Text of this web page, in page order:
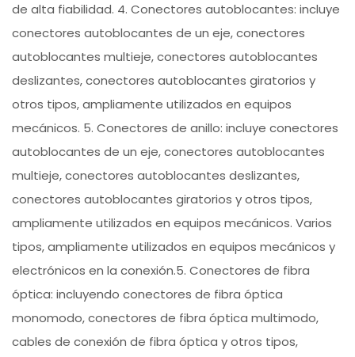
de alta fiabilidad. 4. Conectores autoblocantes: incluye
conectores autoblocantes de un eje, conectores
autoblocantes multieje, conectores autoblocantes
deslizantes, conectores autoblocantes giratorios y
otros tipos, ampliamente utilizados en equipos
mecánicos. 5. Conectores de anillo: incluye conectores
autoblocantes de un eje, conectores autoblocantes
multieje, conectores autoblocantes deslizantes,
conectores autoblocantes giratorios y otros tipos,
ampliamente utilizados en equipos mecánicos. Varios
tipos, ampliamente utilizados en equipos mecánicos y
electrónicos en la conexión.5. Conectores de fibra
óptica: incluyendo conectores de fibra óptica
monomodo, conectores de fibra óptica multimodo,
cables de conexión de fibra óptica y otros tipos,